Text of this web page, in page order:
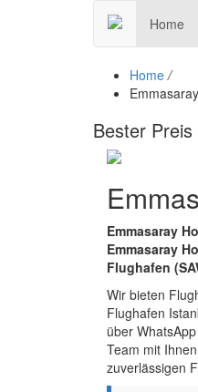
Home
Home /
Bester
Emmasaray
Emmasaray
Flughafen
Wir bieten
Flughafen
über
Team mit
zuverlässigen